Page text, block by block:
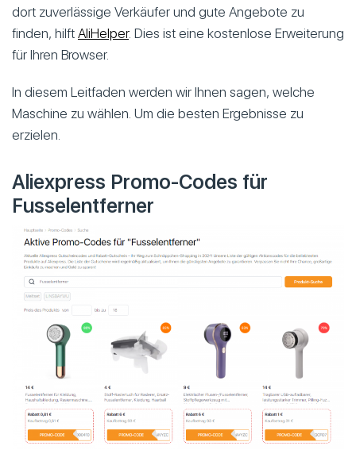
dort zuverlässige Verkäufer und gute Angebote zu
finden, hilft AliHelper. Dies ist eine kostenlose Erweiterung
für Ihren Browser.
In diesem Leitfaden werden wir Ihnen sagen, welche
Maschine zu wählen. Um die besten Ergebnisse zu
erzielen.
Aliexpress Promo-Codes für
Fusselentferner